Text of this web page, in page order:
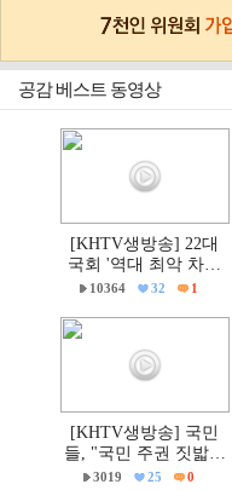
공감 베스트 동영상
[KHTV생방송] 22대
국회 '역대 최악 차별
금지법' 반대 거룩한방
10364 32 1
[KHTV생방송] 국민
들, "국민 주권 짓밟힌
6·3지방선거, 재선거하
3019 25 0